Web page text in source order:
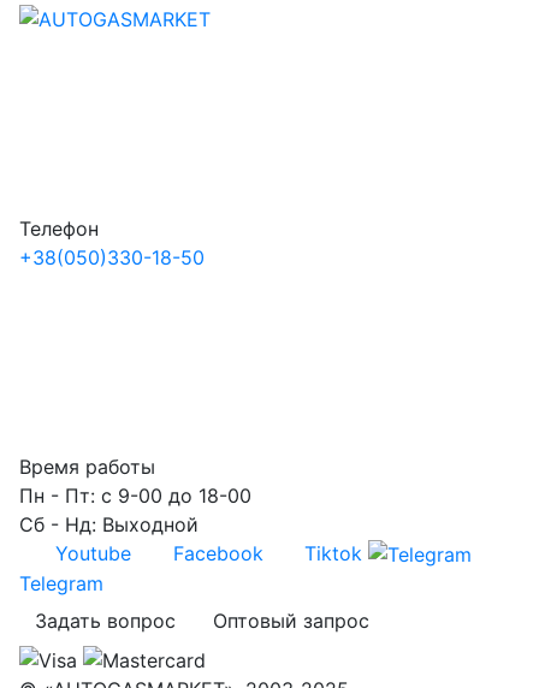
Телефон
+38(050)330-18-50
Время работы
Пн - Пт: с 9-00 до 18-00
Сб - Нд: Выходной
Youtube
Facebook
Tiktok
Telegram
Задать вопрос
Оптовый запрос